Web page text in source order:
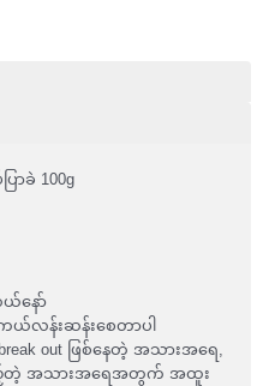
ာခဲ 100g
နော်
လန်းဆန်းစေတာပါ
out ဖြစ်နေတဲ့ အသားအရေ,
တဲ့ အသားအရေအတွက် အထူး